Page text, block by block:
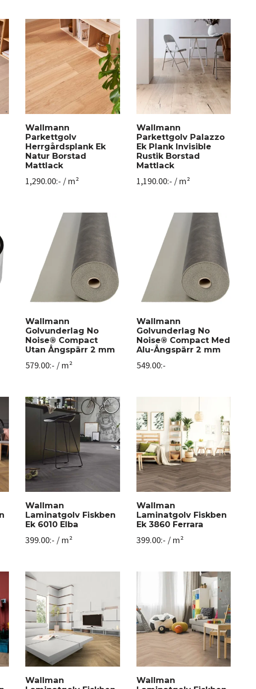
Wallmann
Parkettgolv
Herrgårdsplank Ek
Natur Borstad
Mattlack
1,290.00:- / m²
Wallmann
Parkettgolv Palazzo
Ek Plank Invisible
Rustik Borstad
Mattlack
1,190.00:- / m²
Wallmann
Golvunderlag No
Noise® Compact
Utan Ångspärr 2 mm
579.00:- / m²
Wallmann
Golvunderlag No
Noise® Compact Med
Alu-Ångspärr 2 mm
549.00:-
Wallman
Laminatgolv Fiskben
Ek 6010 Elba
399.00:- / m²
Wallman
Laminatgolv Fiskben
Ek 3860 Ferrara
399.00:- / m²
Wallman
Wallman